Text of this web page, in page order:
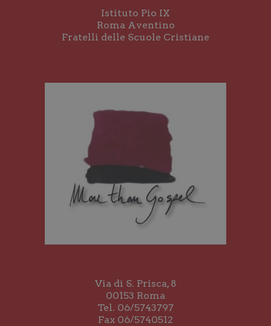
Istituto Pio IX
Roma Aventino
Fratelli delle Scuole Cristiane
Via di S. Prisca, 8
00153 Roma
Tel. 06/5743797
Fax 06/5740512